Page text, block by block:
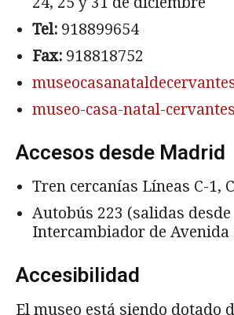
Tel: 918899654
Fax: 918818752
museo-casa-natal-
Accesos desde Madrid
Tren cercanías Líneas C-1,
Autobús 223 (salidas desde
Intercambiador de Avenida
Accesibilidad
El museo está siendo dotado